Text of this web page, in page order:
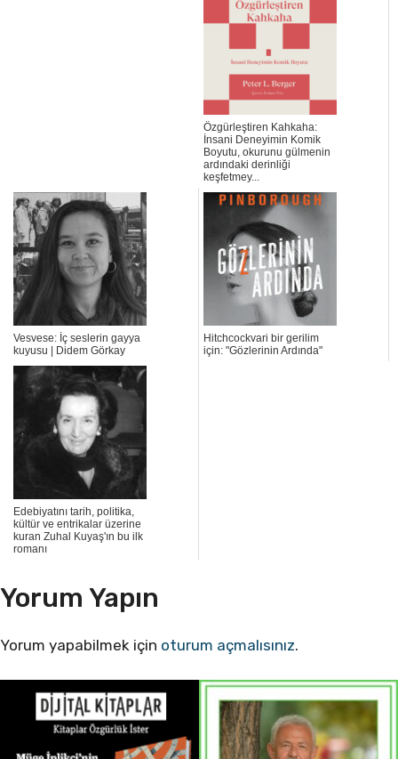
Özgürleştiren Kahkaha:
İnsani Deneyimin Komik
Boyutu, okurunu gülmenin
ardındaki derinliği
keşfetmey...
Vesvese: İç seslerin gayya
kuyusu | Didem Görkay
Hitchcockvari bir gerilim
için: "Gözlerinin Ardında"
Edebiyatını tarih, politika,
kültür ve entrikalar üzerine
kuran Zuhal Kuyaş'ın bu ilk
romanı
Yorum Yapın
Yorum yapabilmek için oturum açmalısınız.